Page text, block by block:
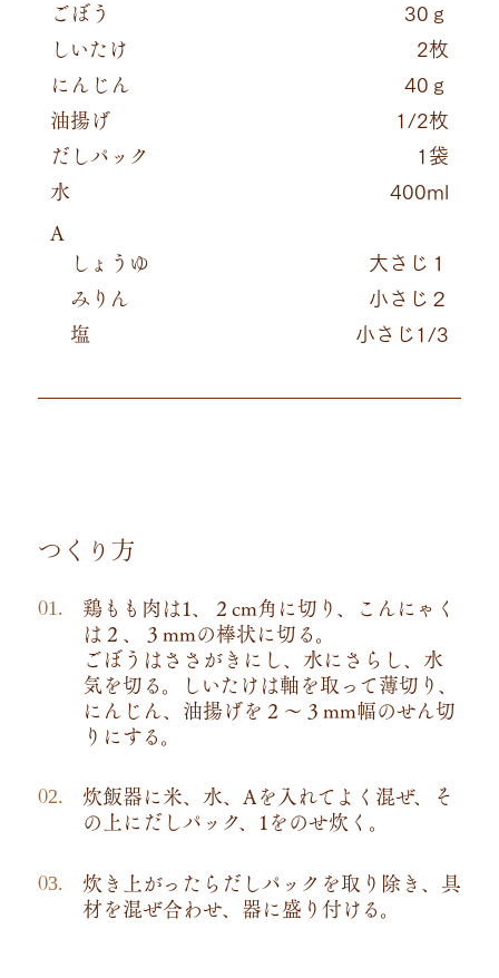
ごぼう 30ｇ
しいたけ 2枚
にんじん 40ｇ
油揚げ 1/2枚
だしパック 1袋
水 400ml
A
しょうゆ
大さじ１
みりん 小さじ２
塩 小さじ1/3
つくり方
鶏もも肉は1、２cm角に切り、こんにゃく
は２、３mmの棒状に切る。
ごぼうはささがきにし、水にさらし、水
気を切る。しいたけは軸を取って薄切り、
にんじん、油揚げを２～３mm幅のせん切
りにする。
炊飯器に米、水、Aを入れてよく混ぜ、そ
の上にだしパック、1をのせ炊く。
炊き上がったらだしパックを取り除き、具
材を混ぜ合わせ、器に盛り付ける。